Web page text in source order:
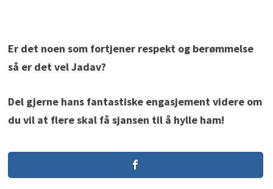
Er det noen som fortjener respekt og berømmelse
så er det vel Jadav?
Del gjerne hans fantastiske engasjement videre om
du vil at flere skal få sjansen til å hylle ham!